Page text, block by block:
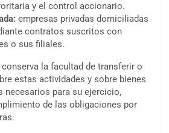
y el control accionario.
empresas privadas domiciliadas
contratos suscritos con
o sus filiales.
la facultad de transferir o
estas actividades y sobre bienes
necesarios para su ejercicio,
de las obligaciones por